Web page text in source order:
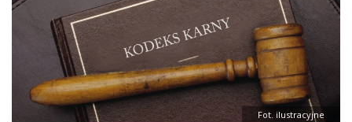
Fot. ilustracyjne